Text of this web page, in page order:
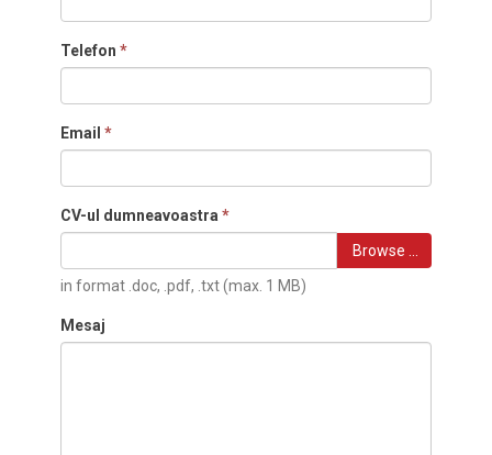
Telefon *
Email *
CV-ul dumneavoastra *
Browse …
in format .doc, .pdf, .txt (max. 1 MB)
Mesaj